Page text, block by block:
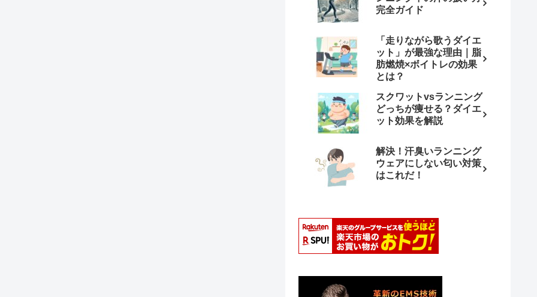
完全ガイド
「走りながら歌うダイエ
ット」が最強な理由｜脂
肪燃焼×ボイトレの効果
とは？
スクワットvsランニング
どっちが痩せる？ダイエ
ット効果を解説
解決！汗臭いランニング
ウェアにしない匂い対策
はこれだ！